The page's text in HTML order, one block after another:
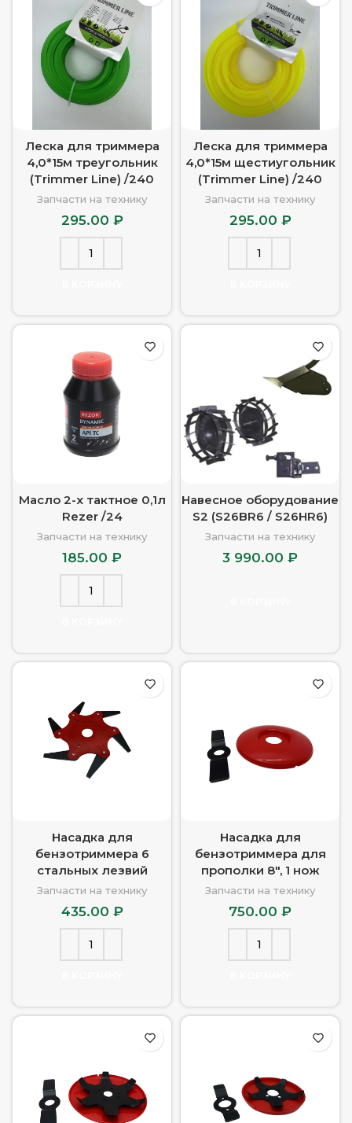
Леска для триммера
4,0*15м треугольник
(Trimmer Line) /240
Запчасти на технику
295.00 ₽
Леска для триммера
4,0*15м щестиугольник
(Trimmer Line) /240
Запчасти на технику
295.00 ₽
Масло 2-х тактное 0,1л
Rezer /24
Запчасти на технику
185.00 ₽
Навесное оборудование
S2 (S26BR6 / S26HR6)
Запчасти на технику
3 990.00 ₽
Насадка для
бензотриммера 6
стальных лезвий
Запчасти на технику
435.00 ₽
Насадка для
бензотриммера для
прополки 8″, 1 нож
Запчасти на технику
750.00 ₽